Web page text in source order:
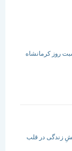
در قلب